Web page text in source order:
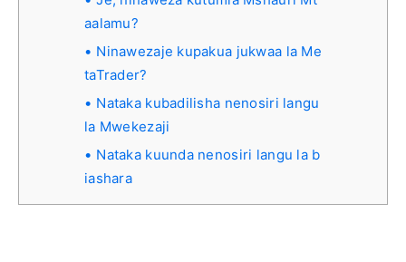
aalamu?
Ninawezaje kupakua jukwaa la Me
taTrader?
Nataka kubadilisha nenosiri langu
la Mwekezaji
Nataka kuunda nenosiri langu la b
iashara